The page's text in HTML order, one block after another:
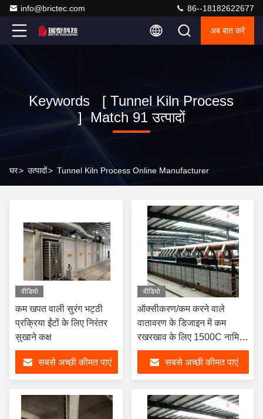
info@brictec.com 86--18182622677
अब बात करें
Keywords [ Tunnel Kiln Process
] Match 91 उत्पादों
घर> उत्पादों> Tunnel Kiln Process Online Manufacturer
वीडियो
कम खपत वाली सुरंग भट्ठी
प्रक्रिया ईंटों के लिए निरंतर
सुखाने कक्ष
सबसे अच्छी कीमत पाएं
वीडियो
ऑक्सीकरण/कम करने वाले
वातावरण के डिजाइन में कम
रखरखाव के लिए 1500C नामित
तापमान ईंट सुरंग भट्ठी
सबसे अच्छी कीमत पाएं